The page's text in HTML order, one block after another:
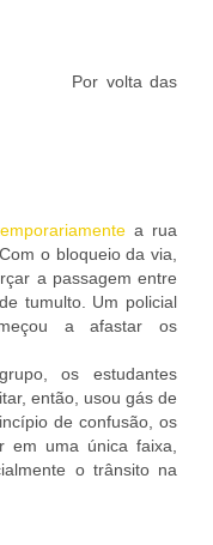
Por volta das
a rua
o bloqueio da via,
a passagem entre
tumulto. Um policial
a afastar os
os estudantes
então, usou gás de
de confusão, os
em uma única faixa,
o trânsito na